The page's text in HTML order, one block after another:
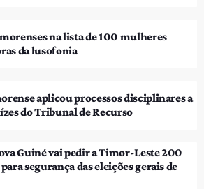
na lista de 100 mulheres
da lusofonia
aplicou processos disciplinares a
do Tribunal de Recurso
Guiné vai pedir a Timor-Leste 200
segurança das eleições gerais de